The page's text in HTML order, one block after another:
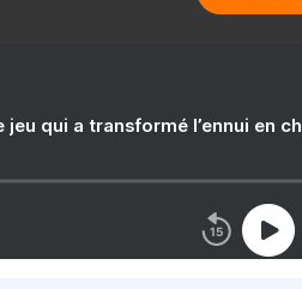
jeu qui a transformé l’ennui en